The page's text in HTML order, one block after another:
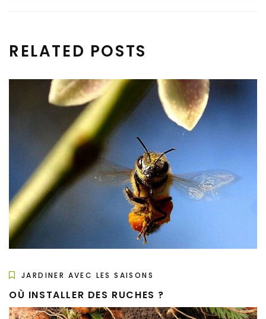
RELATED POSTS
JARDINER AVEC LES SAISONS
OÙ INSTALLER DES RUCHES ?